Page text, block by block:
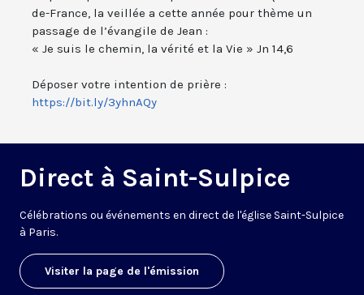
de-France, la veillée a cette année pour thème un
passage de l’évangile de Jean :
« Je suis le chemin, la vérité et la Vie » Jn 14,6
Déposer votre intention de prière :
https://bit.ly/3yhnAQy
Direct à Saint-Sulpice
Célébrations ou événements en direct de l'église Saint-Sulpice
à Paris.
Visiter la page de l'émission